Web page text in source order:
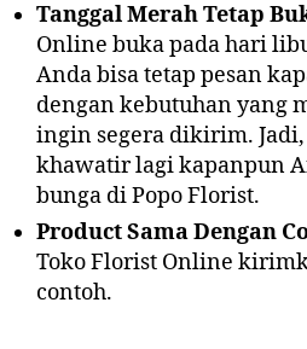
Tanggal Merah Tetap
Online buka pada hari
Anda bisa tetap pesan
dengan kebutuhan yang
ingin segera dikirim.
khawatir lagi kapanpun
bunga di Popo Florist.
Product Sama Dengan
Toko Florist Online
contoh.